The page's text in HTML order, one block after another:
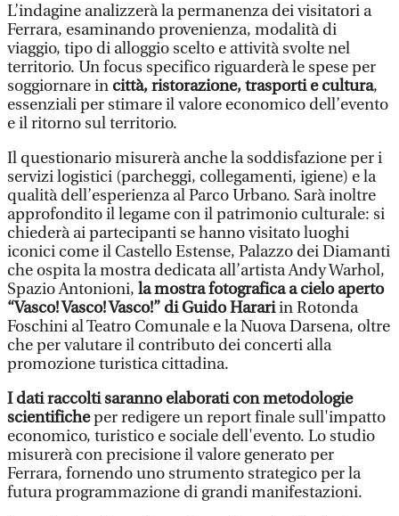
L’indagine analizzerà la permanenza dei visitatori a
Ferrara, esaminando provenienza, modalità di
viaggio, tipo di alloggio scelto e attività svolte nel
territorio. Un focus specifico riguarderà le spese per
soggiornare in città, ristorazione, trasporti e cultura,
essenziali per stimare il valore economico dell’evento
e il ritorno sul territorio.
Il questionario misurerà anche la soddisfazione per i
servizi logistici (parcheggi, collegamenti, igiene) e la
qualità dell’esperienza al Parco Urbano. Sarà inoltre
approfondito il legame con il patrimonio culturale: si
chiederà ai partecipanti se hanno visitato luoghi
iconici come il Castello Estense, Palazzo dei Diamanti
che ospita la mostra dedicata all’artista Andy Warhol,
Spazio Antonioni, la mostra fotografica a cielo aperto
“Vasco! Vasco! Vasco!” di Guido Harariin Rotonda
Foschini al Teatro Comunale e la Nuova Darsena, oltre
che per valutare il contributo dei concerti alla
promozione turistica cittadina.
I dati raccolti saranno elaborati con metodologie
scientificheper redigere un report finale sull'impatto
economico, turistico e sociale dell'evento. Lo studio
misurerà con precisione il valore generato per
Ferrara, fornendo uno strumento strategico per la
futura programmazione di grandi manifestazioni.